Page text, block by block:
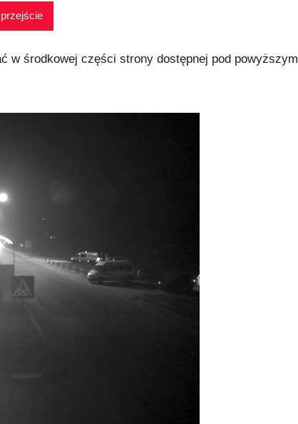
w środkowej części strony dostępnej pod powyższym